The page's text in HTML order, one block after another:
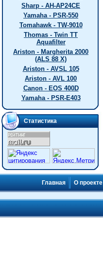
Sharp - AH-AP24CE
Yamaha - PSR-550
Tomahawk - TW-9010
Thomas - Twin TT
Aquafilter
Ariston - Margherita 2000
(ALS 88 X)
Ariston - AVSL 105
Ariston - AVL 100
Canon - EOS 400D
Yamaha - PSR-E403
Статистика
Главная О проекте